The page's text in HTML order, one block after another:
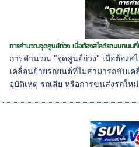
การคำนวณจุดศูนย์ถ่วง เมื่อต้องสไลด์รถบนถนนที่
การคำนวณ "จุดศูนย์ถ่วง" เมื่อต้องส
เคลื่อนย้ายรถยนต์ที่ไม่สามารถขับเ
อุบัติเหตุ รถเสีย หรือการขนส่งรถให